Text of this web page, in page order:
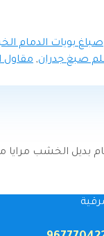
صباغ بويات الدمام
صبغ جدران, مقاول
بديل الخشب